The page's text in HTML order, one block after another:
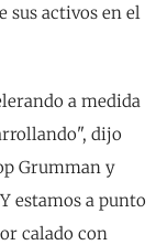
sus activos en el
a medida
dijo
Grumman y
estamos a punto
calado con